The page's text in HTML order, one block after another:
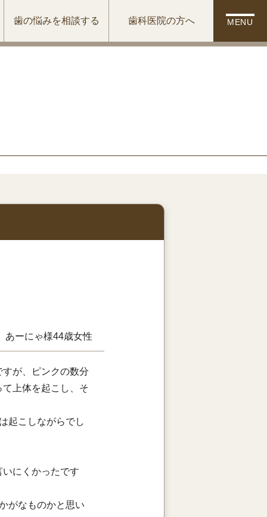
歯の悩みを相談する 歯科医院の方へ MENU
あーにゃ様44歳女性
が、ピンクの数分
上体を起こし、そ
起こしながらでし
にくかったです
がなものかと思い